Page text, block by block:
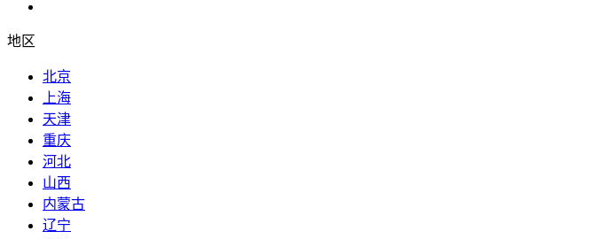
地区
北京
上海
天津
重庆
河北
山西
内蒙古
辽宁